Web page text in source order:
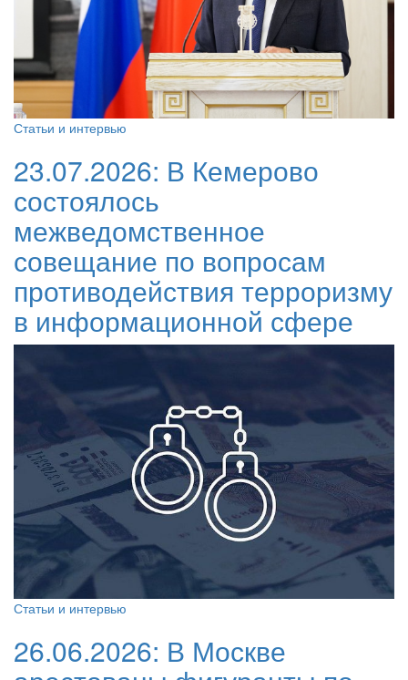
Статьи и интервью
23.07.2026: В Кемерово
состоялось
межведомственное
совещание по вопросам
противодействия терроризму
в информационной сфере
Статьи и интервью
26.06.2026: В Москве